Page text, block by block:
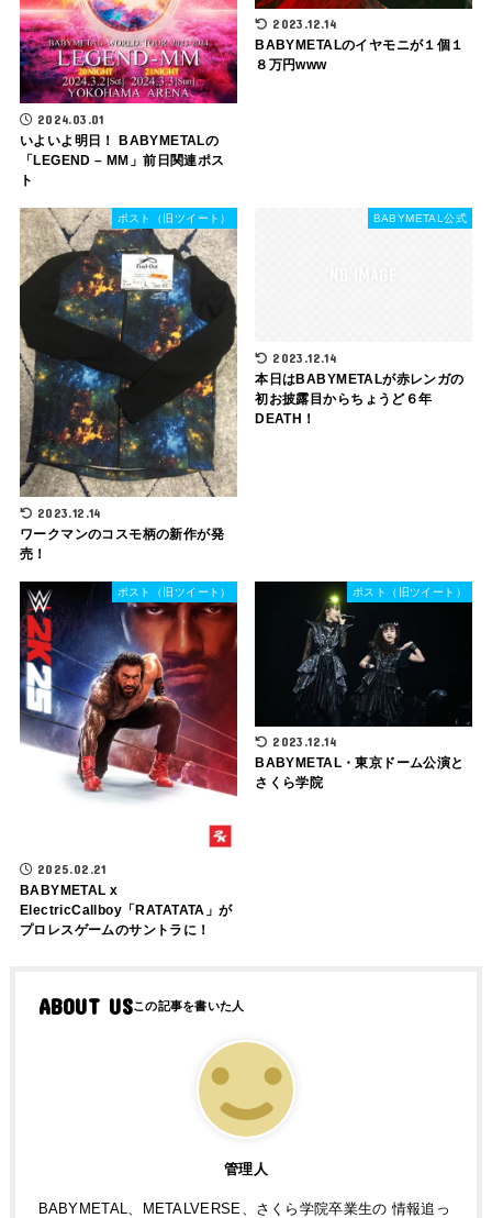
2024.03.01
いよいよ明日！ BABYMETALの
「LEGEND – MM」前日関連ポス
ト
2023.12.14
BABYMETALのイヤモニが１個１
８万円www
ポスト（旧ツイート）
2023.12.14
ワークマンのコスモ柄の新作が発
売！
BABYMETAL公式
2023.12.14
本日はBABYMETALが赤レンガの
初お披露目からちょうど６年
DEATH！
ポスト（旧ツイート）
2025.02.21
BABYMETAL x
‪ElectricCallboy‬「RATATATA」が
プロレスゲームのサントラに！
ポスト（旧ツイート）
2023.12.14
BABYMETAL・東京ドーム公演と
さくら学院
ABOUT US
管理人
BABYMETAL、METALVERSE、さくら学院卒業生の 情報追っ